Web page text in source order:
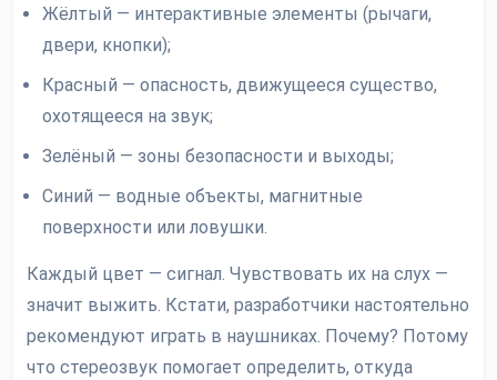
Жёлтый — интерактивные элементы (рычаги,
двери, кнопки);
Красный — опасность, движущееся существо,
охотящееся на звук;
Зелёный — зоны безопасности и выходы;
Синий — водные объекты, магнитные
поверхности или ловушки.
Каждый цвет — сигнал. Чувствовать их на слух —
значит выжить. Кстати, разработчики настоятельно
рекомендуют играть в наушниках. Почему? Потому
что стереозвук помогает определить, откуда